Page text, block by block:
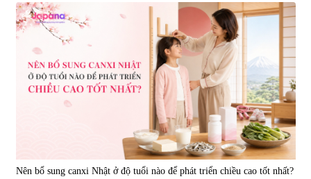
Nên bổ sung canxi Nhật ở độ tuổi nào để phát triển chiều cao tốt nhất?